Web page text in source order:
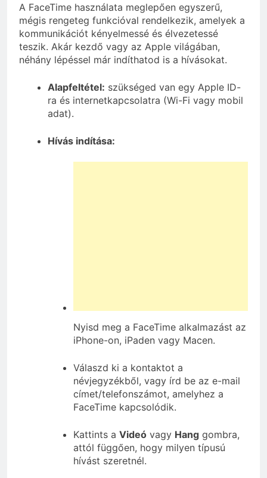
A FaceTime használata meglepően egyszerű,
mégis rengeteg funkcióval rendelkezik, amelyek a
kommunikációt kényelmessé és élvezetessé
teszik. Akár kezdő vagy az Apple világában,
néhány lépéssel már indíthatod is a hívásokat.
Alapfeltétel: szükséged van egy Apple ID-
ra és internetkapcsolatra (Wi-Fi vagy mobil
adat).
Hívás indítása:
Nyisd meg a FaceTime alkalmazást az
iPhone-on, iPaden vagy Macen.
Válaszd ki a kontaktot a
névjegyzékből, vagy írd be az e-mail
címet/telefonszámot, amelyhez a
FaceTime kapcsolódik.
Kattints aVideó vagy Hang gombra,
attól függően, hogy milyen típusú
hívást szeretnél.